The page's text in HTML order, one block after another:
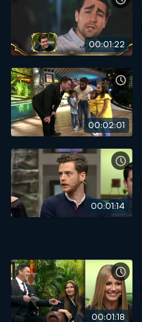
00:01:22
00:02:01
00:01:14
00:01:18